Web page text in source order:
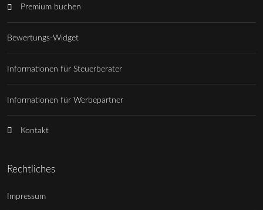
Premium buchen
Bewertungs-Widget
Informationen für Steuerberater
Informationen für Werbepartner
Kontakt
Rechtliches
Impressum